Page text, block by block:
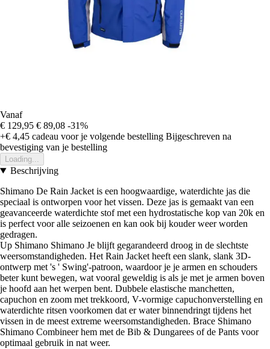
Vanaf
€ 129,95 € 89,08 -31%
+€ 4,45 cadeau voor je volgende bestelling Bijgeschreven na
bevestiging van je bestelling
Loading...
Beschrijving
Shimano De Rain Jacket is een hoogwaardige, waterdichte jas die
speciaal is ontworpen voor het vissen. Deze jas is gemaakt van een
geavanceerde waterdichte stof met een hydrostatische kop van 20k en
is perfect voor alle seizoenen en kan ook bij kouder weer worden
gedragen.
Up Shimano Shimano Je blijft gegarandeerd droog in de slechtste
weersomstandigheden. Het Rain Jacket heeft een slank, slank 3D-
ontwerp met 's ' Swing'-patroon, waardoor je je armen en schouders
beter kunt bewegen, wat vooral geweldig is als je met je armen boven
je hoofd aan het werpen bent. Dubbele elastische manchetten,
capuchon en zoom met trekkoord, V-vormige capuchonverstelling en
waterdichte ritsen voorkomen dat er water binnendringt tijdens het
vissen in de meest extreme weersomstandigheden. Brace Shimano
Shimano Combineer hem met de Bib & Dungarees of de Pants voor
optimaal gebruik in nat weer.